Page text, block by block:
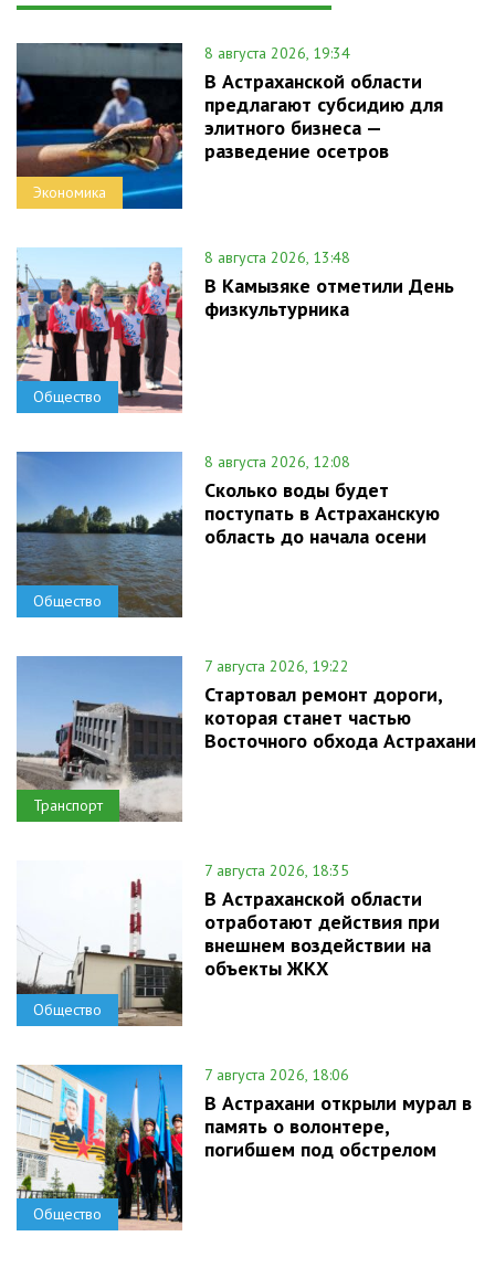
Экономика
8 августа 2026, 19:34
В Астраханской области
предлагают субсидию для
элитного бизнеса —
разведение осетров
Общество
8 августа 2026, 13:48
В Камызяке отметили День
физкультурника
Общество
8 августа 2026, 12:08
Сколько воды будет
поступать в Астраханскую
область до начала осени
Транспорт
7 августа 2026, 19:22
Стартовал ремонт дороги,
которая станет частью
Восточного обхода Астрахани
Общество
7 августа 2026, 18:35
В Астраханской области
отработают действия при
внешнем воздействии на
объекты ЖКХ
Общество
7 августа 2026, 18:06
В Астрахани открыли мурал в
память о волонтере,
погибшем под обстрелом